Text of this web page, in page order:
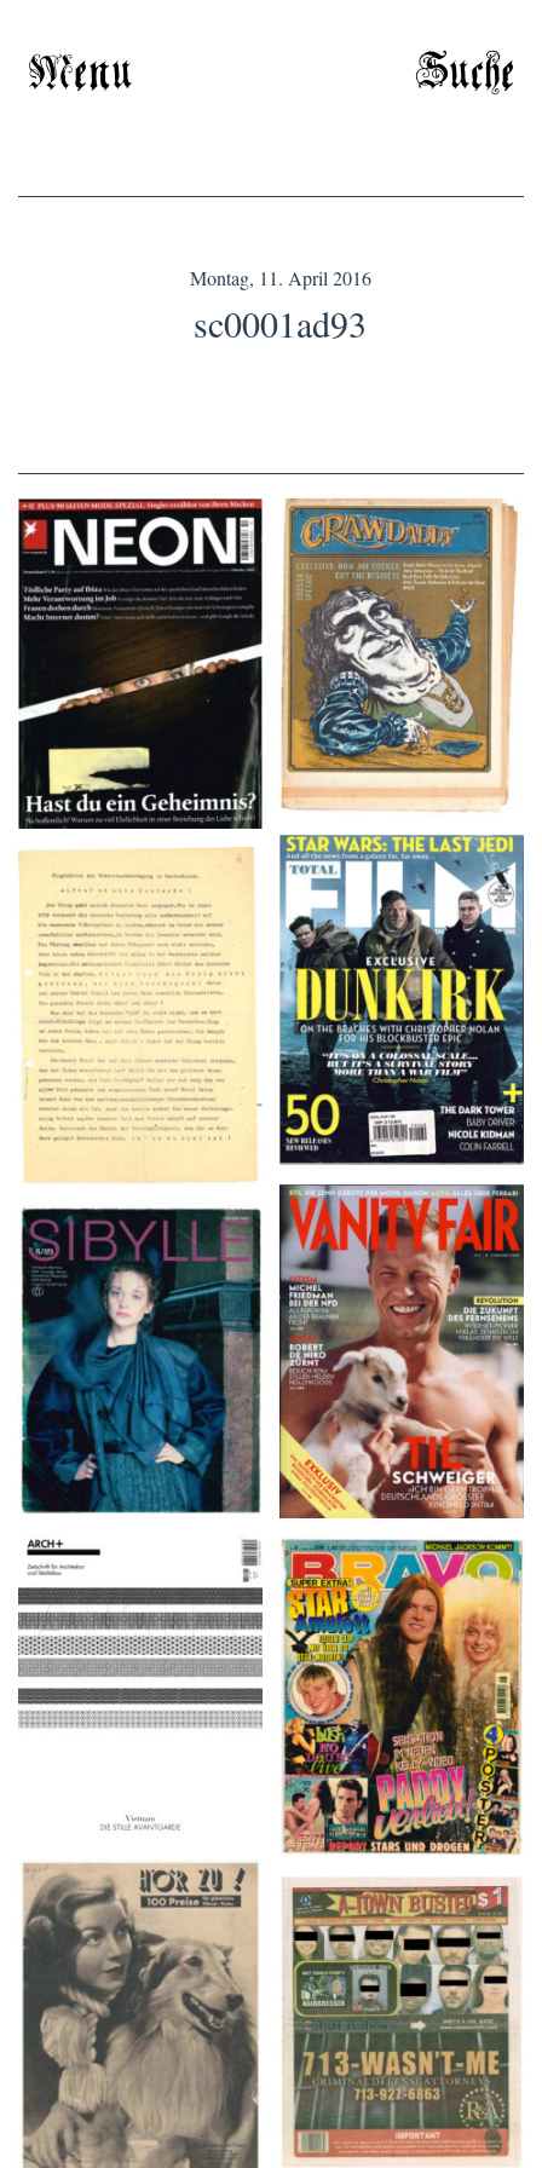
Menu Suche
Montag, 11. April 2016
sc0001ad93
NEON – OKTOBER
2008
Crawdaddy – June/11/72
TOTAL FILM #260 –
SUMMER 2017
Flugblätter der Weissen
Rose – V, Januar 1943
VANITY FAIR – Nr. 7 –
8. Februar 2007
SIBYLLE 6/89
ARCH+ Nr. 226, Herbst
2016
BRAVO – Nr. 8, 13. Febr.
1997
HÖR ZU! – 1949,
NUMMER 10, Woche
vom 27. Februar bis 05.
März
A-TOWN BUSTED –
8/15/16–9/1/16